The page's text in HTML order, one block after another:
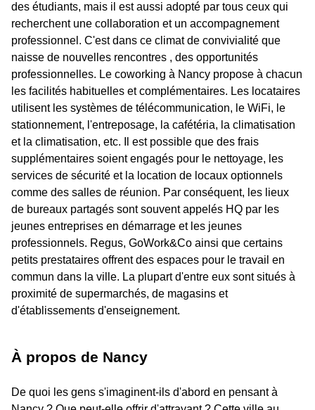
des étudiants, mais il est aussi adopté par tous ceux qui
recherchent une collaboration et un accompagnement
professionnel. C'est dans ce climat de convivialité que
naisse de nouvelles rencontres , des opportunités
professionnelles. Le coworking à Nancy propose à chacun
les facilités habituelles et complémentaires. Les locataires
utilisent les systèmes de télécommunication, le WiFi, le
stationnement, l'entreposage, la cafétéria, la climatisation
et la climatisation, etc. Il est possible que des frais
supplémentaires soient engagés pour le nettoyage, les
services de sécurité et la location de locaux optionnels
comme des salles de réunion. Par conséquent, les lieux
de bureaux partagés sont souvent appelés HQ par les
jeunes entreprises en démarrage et les jeunes
professionnels. Regus, GoWork&Co ainsi que certains
petits prestataires offrent des espaces pour le travail en
commun dans la ville. La plupart d'entre eux sont situés à
proximité de supermarchés, de magasins et
d'établissements d'enseignement.
À propos de Nancy
De quoi les gens s'imaginent-ils d'abord en pensant à